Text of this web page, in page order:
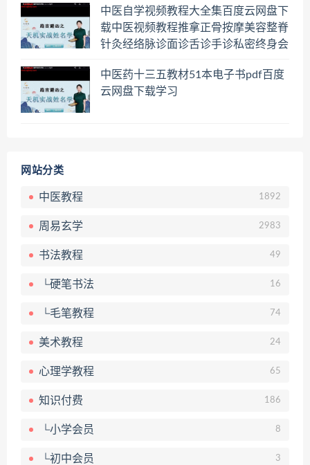
中医自学视频教程大全集百度云网盘下
载中医视频教程推拿正骨按摩美容整脊
针灸经络脉诊面诊舌诊手诊私密终身会
中医药十三五教材51本电子书pdf百度
云网盘下载学习
网站分类
中医教程 1892
周易玄学 2983
书法教程 49
└硬笔书法 16
└毛笔教程 74
美术教程 24
心理学教程 65
知识付费 186
└小学会员 8
└初中会员 3